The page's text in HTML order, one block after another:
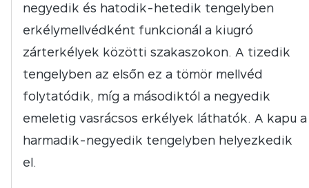
negyedik és hatodik-hetedik tengelyben
erkélymellvédként funkcionál a kiugró
zárterkélyek közötti szakaszokon. A tizedik
tengelyben az elsőn ez a tömör mellvéd
folytatódik, míg a másodiktól a negyedik
emeletig vasrácsos erkélyek láthatók. A kapu a
harmadik-negyedik tengelyben helyezkedik
el.